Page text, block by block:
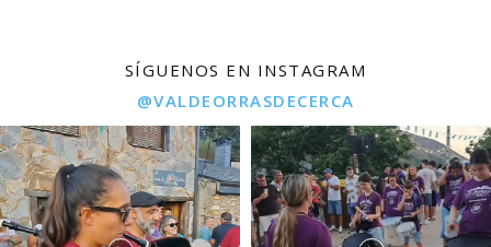
SÍGUENOS EN INSTAGRAM
@VALDEORRASDECERCA